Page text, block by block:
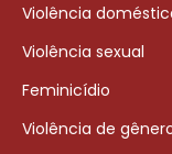
Violência
Violência sexual
Feminicídio
Violência de